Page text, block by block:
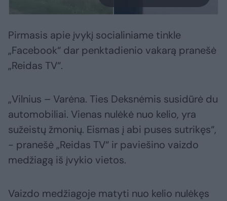
Pirmasis apie įvykį socialiniame tinkle
„Facebook“ dar penktadienio vakarą pranešė
„Reidas TV“.
„Vilnius – Varėna. Ties Deksnėmis susidūrė du
automobiliai. Vienas nulėkė nuo kelio, yra
sužeistų žmonių. Eismas į abi puses sutrikęs“,
- pranešė „Reidas TV“ ir paviešino vaizdo
medžiagą iš įvykio vietos.
Vaizdo medžiagoje matyti nuo kelio nulėkęs